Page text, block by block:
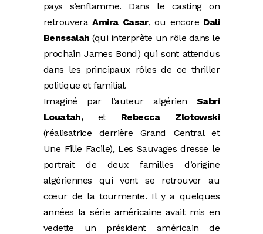
pays s’enflamme. Dans le casting on
retrouveraAmira Casar, ou encore Dali
Benssalah (qui interprète un rôle dans le
prochain James Bond) qui sont attendus
dans les principaux rôles de ce thriller
politique et familial.
Imaginé par l’auteur algérien Sabri
Louatah,et Rebecca Zlotowski
(réalisatrice derrière Grand Central et
Une Fille Facile), Les Sauvages dresse le
portrait de deux familles d’origine
algériennes qui vont se retrouver au
cœur de la tourmente. Il y a quelques
années la série américaine avait mis en
vedette un président américain de